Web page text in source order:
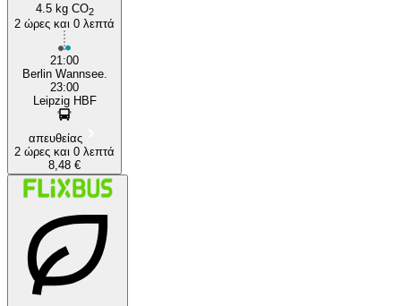
4.5 kg CO2
2 ώρες και 0 λεπτά
21:00
Berlin Wannsee.
23:00
Leipzig HBF
απευθείας
2 ώρες και 0 λεπτά
8,48 €